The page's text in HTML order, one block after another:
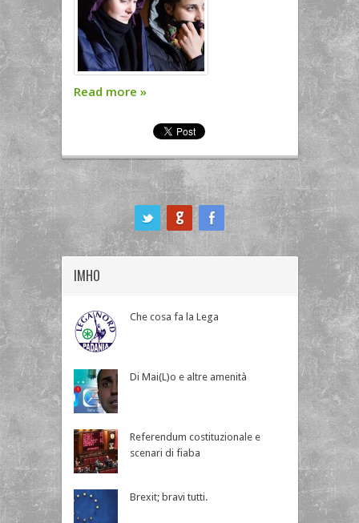
Read more »
IMHO
Che cosa fa la Lega
Di Mai(L)o e altre amenità
Referendum costituzionale e
scenari di fiaba
Brexit; bravi tutti.